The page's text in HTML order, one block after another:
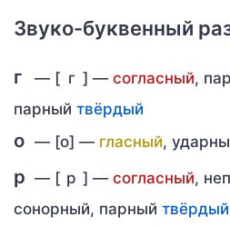
Звуко-буквенный
г — [ г ] — согласный,
парный твёрдый
о — [о] — гласный,
р — [ р ] — согласный,
сонорный, парный твёрдый